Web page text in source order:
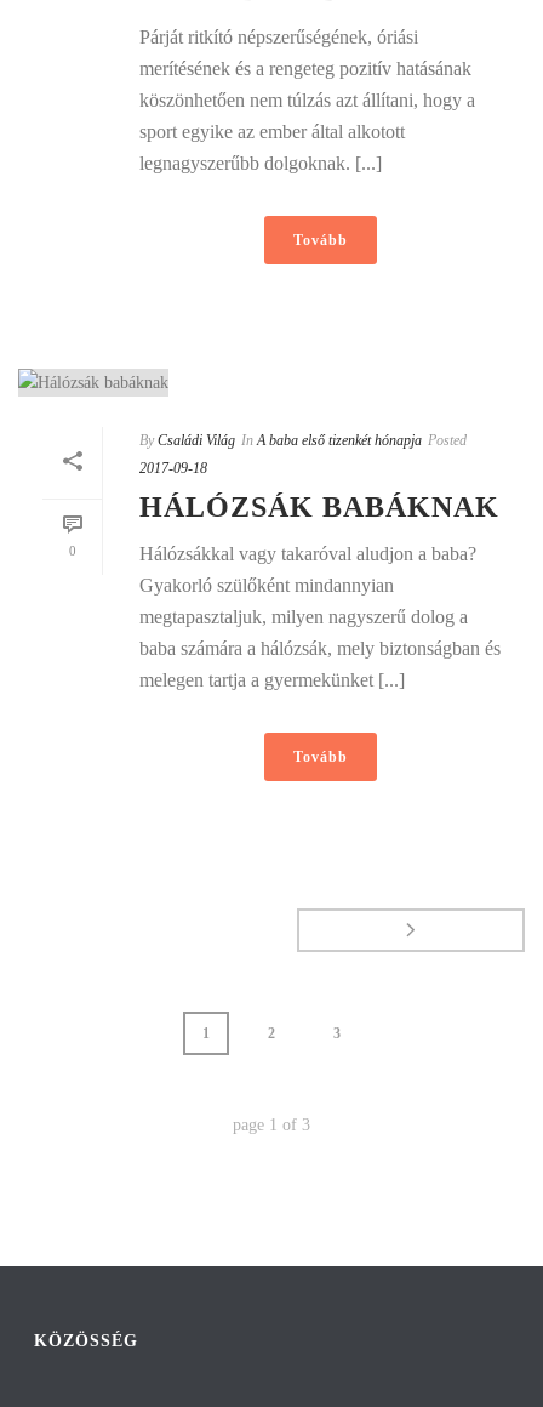
Párját ritkító népszerűségének, óriási
merítésének és a rengeteg pozitív hatásának
köszönhetően nem túlzás azt állítani, hogy a
sport egyike az ember által alkotott
legnagyszerűbb dolgoknak. [...]
Tovább
0
By Családi Világ In A baba első tizenkét hónapja Posted
2017-09-18
HÁLÓZSÁK BABÁKNAK
Hálózsákkal vagy takaróval aludjon a baba?
Gyakorló szülőként mindannyian
megtapasztaljuk, milyen nagyszerű dolog a
baba számára a hálózsák, mely biztonságban és
melegen tartja a gyermekünket [...]
Tovább
1 2 3
page 1 of 3
KÖZÖSSÉG